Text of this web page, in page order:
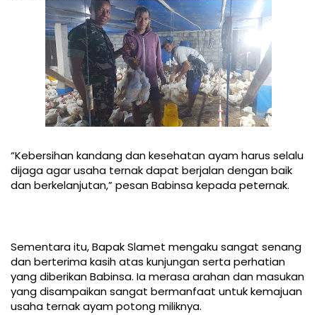
“Kebersihan kandang dan kesehatan ayam harus selalu
dijaga agar usaha ternak dapat berjalan dengan baik
dan berkelanjutan,” pesan Babinsa kepada peternak.
Sementara itu, Bapak Slamet mengaku sangat senang
dan berterima kasih atas kunjungan serta perhatian
yang diberikan Babinsa. Ia merasa arahan dan masukan
yang disampaikan sangat bermanfaat untuk kemajuan
usaha ternak ayam potong miliknya.